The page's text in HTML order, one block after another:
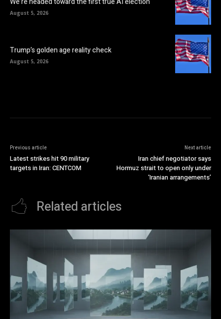
August 5, 2026
Trump’s golden age reality check
August 5, 2026
Previous article
Latest strikes hit 90 military
targets in Iran: CENTCOM
Next article
Iran chief negotiator says
Hormuz strait to open only under
‘Iranian arrangements’
Related articles